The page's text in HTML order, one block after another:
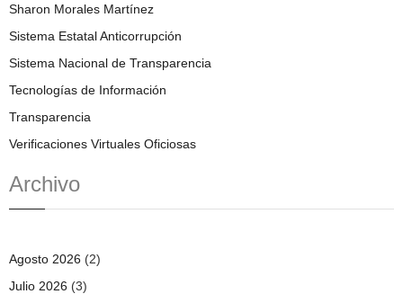
Sharon Morales Martínez
Sistema Estatal Anticorrupción
Sistema Nacional de Transparencia
Tecnologías de Información
Transparencia
Verificaciones Virtuales Oficiosas
Archivo
Agosto 2026 (2)
Julio 2026 (3)